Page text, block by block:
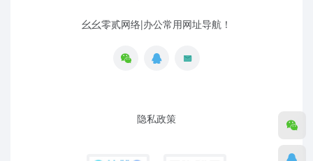
幺幺零贰网络|办公常用网址导航！
隐私政策